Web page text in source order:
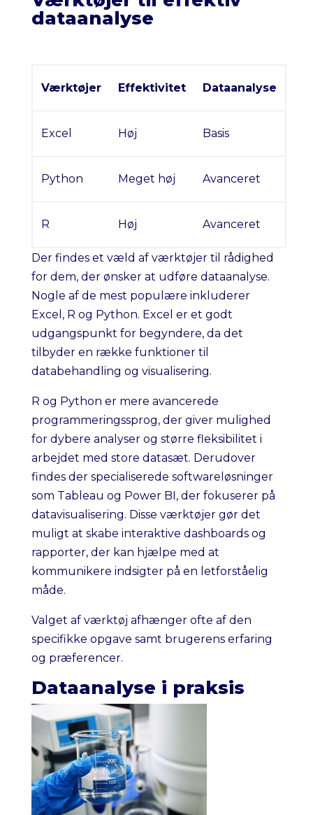
dataanalyse
Værktøjer Effektivitet Dataanalyse
Excel Høj Basis
Python Meget høj Avanceret
R Høj Avanceret
Der findes et væld af værktøjer til rådighed
for dem, der ønsker at udføre dataanalyse.
Nogle af de mest populære inkluderer
Excel, R og Python. Excel er et godt
udgangspunkt for begyndere, da det
tilbyder en række funktioner til
databehandling og visualisering.
R og Python er mere avancerede
programmeringssprog, der giver mulighed
for dybere analyser og større fleksibilitet i
arbejdet med store datasæt. Derudover
findes der specialiserede softwareløsninger
som Tableau og Power BI, der fokuserer på
datavisualisering. Disse værktøjer gør det
muligt at skabe interaktive dashboards og
rapporter, der kan hjælpe med at
kommunikere indsigter på en letforståelig
måde.
Valget af værktøj afhænger ofte af den
specifikke opgave samt brugerens erfaring
og præferencer.
Dataanalyse i praksis